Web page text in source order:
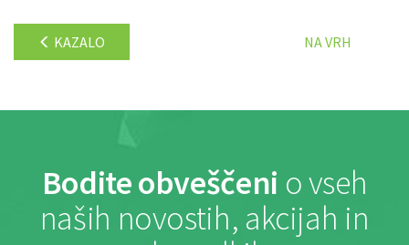
KAZALO NA VRH
Bodite obveščeni o vseh
naših novostih, akcijah in